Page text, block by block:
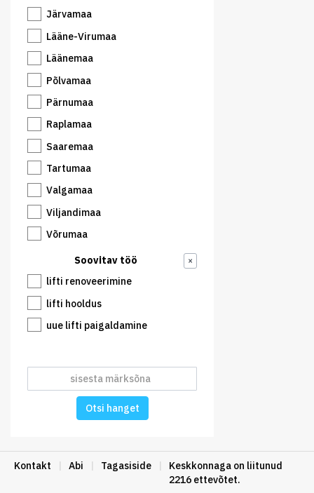
Järvamaa
Lääne-Virumaa
Läänemaa
Põlvamaa
Pärnumaa
Raplamaa
Saaremaa
Tartumaa
Valgamaa
Viljandimaa
Võrumaa
Soovitav töö ×
lifti renoveerimine
lifti hooldus
uue lifti paigaldamine
Otsi hanget
Kontakt Abi Tagasiside
Keskkonnaga on liitunud
2216 ettevõtet.